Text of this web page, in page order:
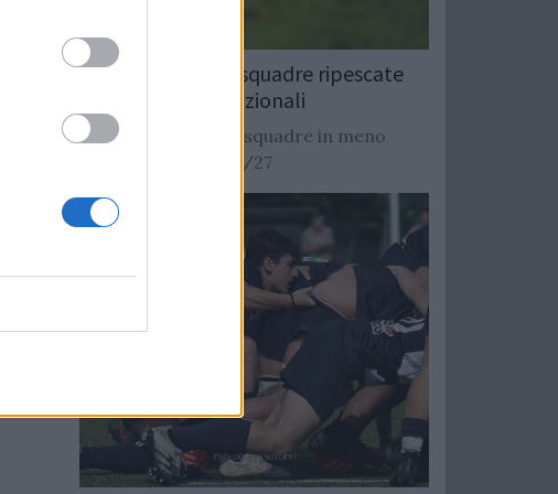
Rugby: Record di squadre ripescate
nei campionati nazionali
Si stimano oltre 20 squadre in meno
dalla stagione 2026/27